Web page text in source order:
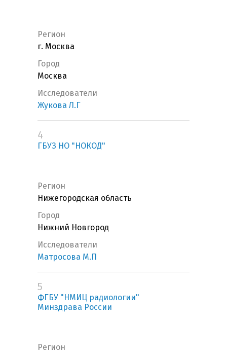
Регион
г. Москва
Город
Москва
Исследователи
Жукова Л.Г
4
ГБУЗ НО "НОКОД"
Регион
Нижегородская область
Город
Нижний Новгород
Исследователи
Матросова М.П
5
ФГБУ "НМИЦ радиологии"
Минздрава России
Регион